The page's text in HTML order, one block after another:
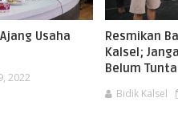
Usaha
2022
Resmikan
Kalsel;
Belum
Bidik Kalsel